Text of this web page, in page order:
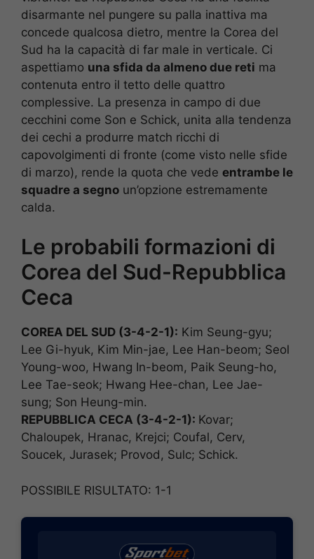
disarmante nel pungere su palla inattiva ma
concede qualcosa dietro, mentre la Corea del
Sud ha la capacità di far male in verticale. Ci
aspettiamo una sfida da almeno due reti ma
contenuta entro il tetto delle quattro
complessive. La presenza in campo di due
cecchini come Son e Schick, unita alla tendenza
dei cechi a produrre match ricchi di
capovolgimenti di fronte (come visto nelle sfide
di marzo), rende la quota che vede entrambe le
squadre a segno un’opzione estremamente
calda.
Le probabili formazioni di
Corea del Sud-Repubblica
Ceca
COREA DEL SUD (3-4-2-1): Kim Seung-gyu;
Lee Gi-hyuk, Kim Min-jae, Lee Han-beom; Seol
Young-woo, Hwang In-beom, Paik Seung-ho,
Lee Tae-seok; Hwang Hee-chan, Lee Jae-
sung; Son Heung-min.
REPUBBLICA CECA (3-4-2-1): Kovar;
Chaloupek, Hranac, Krejci; Coufal, Cerv,
Soucek, Jurasek; Provod, Sulc; Schick.
POSSIBILE RISULTATO: 1-1